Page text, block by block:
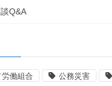
Q&A
労働組合 公務災害